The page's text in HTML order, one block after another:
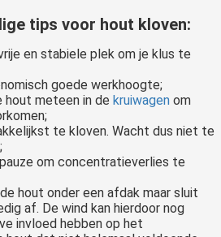
tips voor hout kloven:
en stabiele plek om je klus te
goede werkhoogte;
meteen in de kruiwagen om
te kloven. Wacht dus niet te
om concentratieverlies te
hout onder een afdak maar sluit
af. De wind kan hierdoor nog
invloed hebben op het